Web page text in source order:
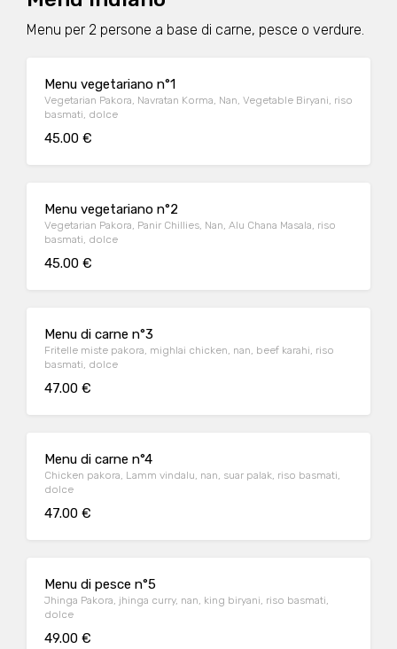
Menu per 2 persone a base di carne, pesce o verdure.
Menu vegetariano n°1
Vegetarian Pakora, Navratan Korma, Nan, Vegetable Biryani, riso
basmati, dolce
45.00 €
Menu vegetariano n°2
Vegetarian Pakora, Panir Chillies, Nan, Alu Chana Masala, riso
basmati, dolce
45.00 €
Menu di carne n°3
Fritelle miste pakora, mighlai chicken, nan, beef karahi, riso
basmati, dolce
47.00 €
Menu di carne n°4
Chicken pakora, Lamm vindalu, nan, suar palak, riso basmati,
dolce
47.00 €
Menu di pesce n°5
Jhinga Pakora, jhinga curry, nan, king biryani, riso basmati,
dolce
49.00 €